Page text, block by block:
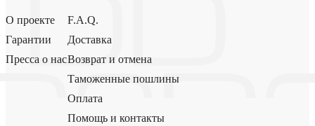
О проекте
Гарантии
Пресса о нас
F.A.Q.
Доставка
Возврат и отмена
Таможенные пошлины
Оплата
Помощь и контакты